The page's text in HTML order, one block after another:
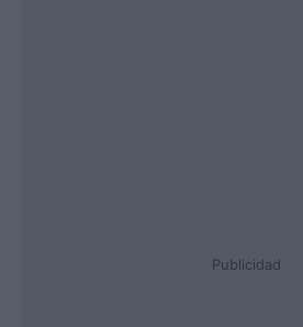
Publicidad